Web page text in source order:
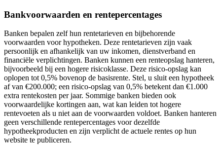
Bankvoorwaarden en rentepercentages
Banken bepalen zelf hun rentetarieven en bijbehorende
voorwaarden voor hypotheken. Deze rentetarieven zijn vaak
persoonlijk en afhankelijk van uw inkomen, dienstverband en
financiële verplichtingen. Banken kunnen een renteopslag hanteren,
bijvoorbeeld bij een hogere risicoklasse. Deze risico-opslag kan
oplopen tot 0,5% bovenop de basisrente. Stel, u sluit een hypotheek
af van €200.000; een risico-opslag van 0,5% betekent dan €1.000
extra rentekosten per jaar. Sommige banken bieden ook
voorwaardelijke kortingen aan, wat kan leiden tot hogere
rentevoeten als u niet aan de voorwaarden voldoet. Banken hanteren
geen verschillende rentepercentages voor dezelfde
hypotheekproducten en zijn verplicht de actuele rentes op hun
website te publiceren.